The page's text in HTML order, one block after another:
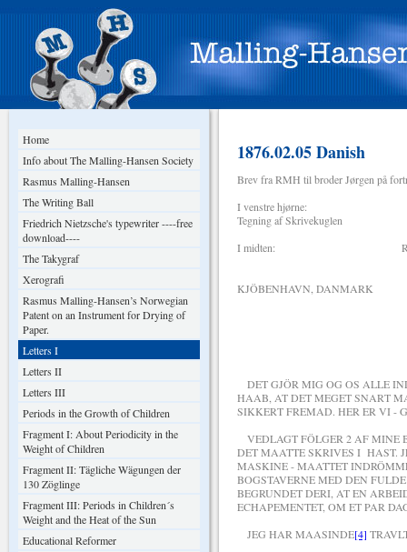
Home
Info about The Malling-Hansen Society
Rasmus Malling-Hansen
The Writing Ball
Friedrich Nietzsche's typewriter ----free
download----
The Takygraf
Xerografi
Rasmus Malling-Hansen’s Norwegian
Patent on an Instrument for Drying of
Paper.
Letters I
Letters II
Letters III
Periods in the Growth of Children
Fragment I: About Periodicity in the
Weight of Children
Fragment II: Tägliche Wägungen der
130 Zöglinge
Fragment III: Periods in Children´s
Weight and the Heat of the Sun
Educational Reformer
1876.02.05 Danish
Brev fra RMH til broder Jørgen på
I venstre hjørne:
Tegning af Skrivekuglen
I midten: R.
KJÖBENHAVN, DANMARK
DET GJÖR MIG OG OS ALLE
HAAB, AT DET MEGET SNART
SIKKERT FREMAD. HER ER VI -
VEDLAGT FÖLGER 2 AF MINE
DET MAATTE SKRIVES I HAST.
MASKINE - MAATTET
BOGSTAVERNE MED DEN
BEGRUNDET DERI, AT EN
ECHAPEMENTET, OM ET PAR
JEG HAR MAASINDE[4]